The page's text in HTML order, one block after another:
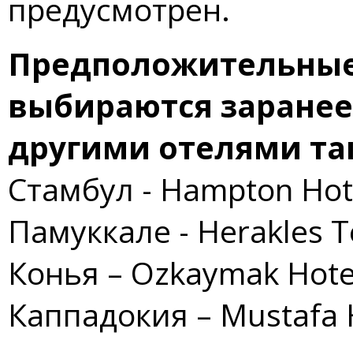
предусмотрен.
выбираются
другими отелями
Стамбул - Hampton
Памуккале - Herakles
Конья – Ozkaymak
Каппадокия –